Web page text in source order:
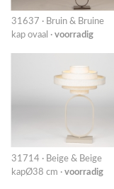
31637 · Bruin & Bruine
kap ovaal · voorradig
31714 · Beige & Beige
kapØ38 cm · voorradig